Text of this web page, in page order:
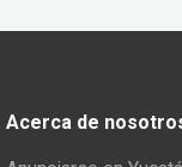
Acerca de